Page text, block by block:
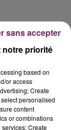
:
notre priorité
based on
or access
Create
personalised
content
or combinations
Create
sans accepter